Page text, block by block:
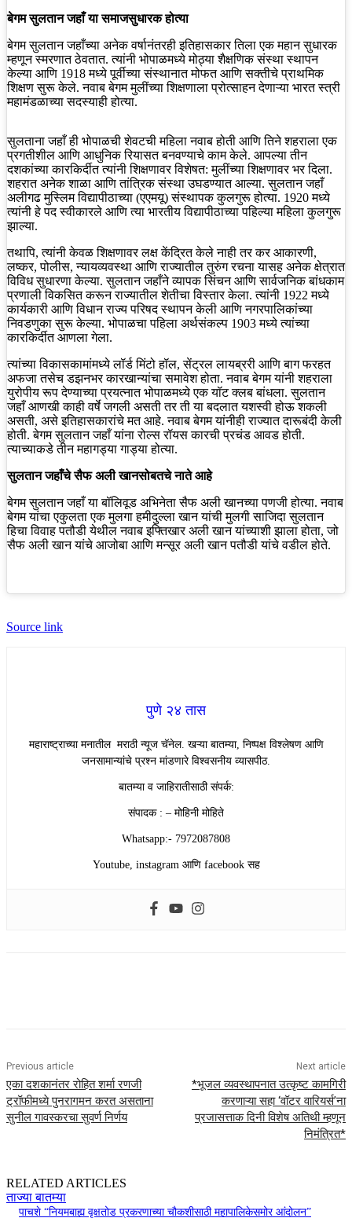
बेगम सुलतान जहाँ या समाजसुधारक होत्या
बेगम सुलतान जहाँच्या अनेक वर्षानंतरही इतिहासकार तिला एक महान सुधारक
म्हणून स्मरणात ठेवतात. त्यांनी भोपाळमध्ये मोठ्या शैक्षणिक संस्था स्थापन
केल्या आणि 1918 मध्ये पूर्वीच्या संस्थानात मोफत आणि सक्तीचे प्राथमिक
शिक्षण सुरू केले. नवाब बेगम मुलींच्या शिक्षणाला प्रोत्साहन देणाऱ्या भारत स्त्री
महामंडळाच्या सदस्याही होत्या.
सुलताना जहाँ ही भोपाळची शेवटची महिला नवाब होती आणि तिने शहराला एक
प्रगतीशील आणि आधुनिक रियासत बनवण्याचे काम केले. आपल्या तीन
दशकांच्या कारकिर्दीत त्यांनी शिक्षणावर विशेषत: मुलींच्या शिक्षणावर भर दिला.
शहरात अनेक शाळा आणि तांत्रिक संस्था उघडण्यात आल्या. सुलतान जहाँ
अलीगढ मुस्लिम विद्यापीठाच्या (एएमयू) संस्थापक कुलगुरू होत्या. 1920 मध्ये
त्यांनी हे पद स्वीकारले आणि त्या भारतीय विद्यापीठाच्या पहिल्या महिला कुलगुरू
झाल्या.
तथापि, त्यांनी केवळ शिक्षणावर लक्ष केंद्रित केले नाही तर कर आकारणी,
लष्कर, पोलीस, न्यायव्यवस्था आणि राज्यातील तुरुंग रचना यासह अनेक क्षेत्रात
विविध सुधारणा केल्या. सुलतान जहाँने व्यापक सिंचन आणि सार्वजनिक बांधकाम
प्रणाली विकसित करून राज्यातील शेतीचा विस्तार केला. त्यांनी 1922 मध्ये
कार्यकारी आणि विधान राज्य परिषद स्थापन केली आणि नगरपालिकांच्या
निवडणुका सुरू केल्या. भोपाळचा पहिला अर्थसंकल्प 1903 मध्ये त्यांच्या
कारकिर्दीत आणला गेला.
त्यांच्या विकासकामांमध्ये लॉर्ड मिंटो हॉल, सेंट्रल लायब्ररी आणि बाग फरहत
अफजा तसेच डझनभर कारखान्यांचा समावेश होता. नवाब बेगम यांनी शहराला
युरोपीय रूप देण्याच्या प्रयत्नात भोपाळमध्ये एक यॉट क्लब बांधला. सुलतान
जहाँ आणखी काही वर्षे जगली असती तर ती या बदलात यशस्वी होऊ शकली
असती, असे इतिहासकारांचे मत आहे. नवाब बेगम यांनीही राज्यात दारूबंदी केली
होती. बेगम सुलतान जहाँ यांना रोल्स रॉयस कारची प्रचंड आवड होती.
त्याच्याकडे तीन महागड्या गाड्या होत्या.
सुलतान जहाँचे सैफ अली खानसोबतचे नाते आहे
बेगम सुलतान जहाँ या बॉलिवूड अभिनेता सैफ अली खानच्या पणजी होत्या. नवाब
बेगम यांचा एकुलता एक मुलगा हमीदुल्ला खान यांची मुलगी साजिदा सुलतान
हिचा विवाह पतौडी येथील नवाब इफ्तिखार अली खान यांच्याशी झाला होता, जो
सैफ अली खान यांचे आजोबा आणि मन्सूर अली खान पतौडी यांचे वडील होते.
Source link
पुणे २४ तास
महाराष्ट्राच्या मनातील मराठी न्यूज चॅनेल. खऱ्या बातम्या, निष्पक्ष विश्लेषण आणि
जनसामान्यांचे प्रश्न मांडणारे विश्वसनीय व्यासपीठ.
बातम्या व जाहिरातीसाठी संपर्क:
संपादक : – मोहिनी मोहिते
Whatsapp:- 7972087808
Youtube, instagram आणि facebook सह
Previous article
एका दशकानंतर रोहित शर्मा रणजी
ट्रॉफीमध्ये पुनरागमन करत असताना
सुनील गावस्करचा सुवर्ण निर्णय
Next article
*भूजल व्यवस्थापनात उत्कृष्ट कामगिरी
करणाऱ्या सहा ‘वॉटर वारियर्स’ना
प्रजासत्ताक दिनी विशेष अतिथी म्हणून
निमंत्रित*
RELATED ARTICLES
ताज्या बातम्या
पाचशे “नियमबाह्य वृक्षतोड प्रकरणाच्या चौकशीसाठी महापालिकेसमोर आंदोलन”